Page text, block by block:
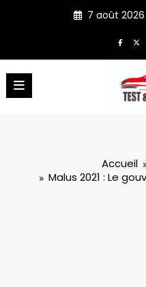
7 août 2026
Accueil
Malus 2021 : Le